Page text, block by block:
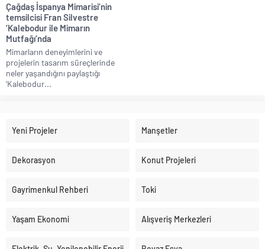
Çağdaş İspanya Mimarisi’nin
temsilcisi Fran Silvestre
‘Kalebodur ile Mimarın
Mutfağı’nda
Mimarların deneyimlerini ve
projelerin tasarım süreçlerinde
neler yaşandığını paylaştığı
‘Kalebodur...
Yeni Projeler Manşetler
Dekorasyon Konut Projeleri
Gayrimenkul Rehberi Toki
Yaşam Ekonomi Alışveriş Merkezleri